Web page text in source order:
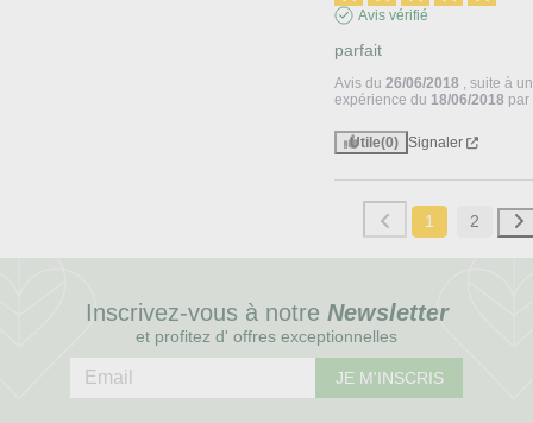
Avis vérifié
parfait
Avis du26/06/2018 , suite à
expérience du 18/06/2018 par
Utile(0) Signaler
1 2
Inscrivez-vous à notre Newsletter
et profitez d' offres exceptionnelles
JE M'INSCRIS